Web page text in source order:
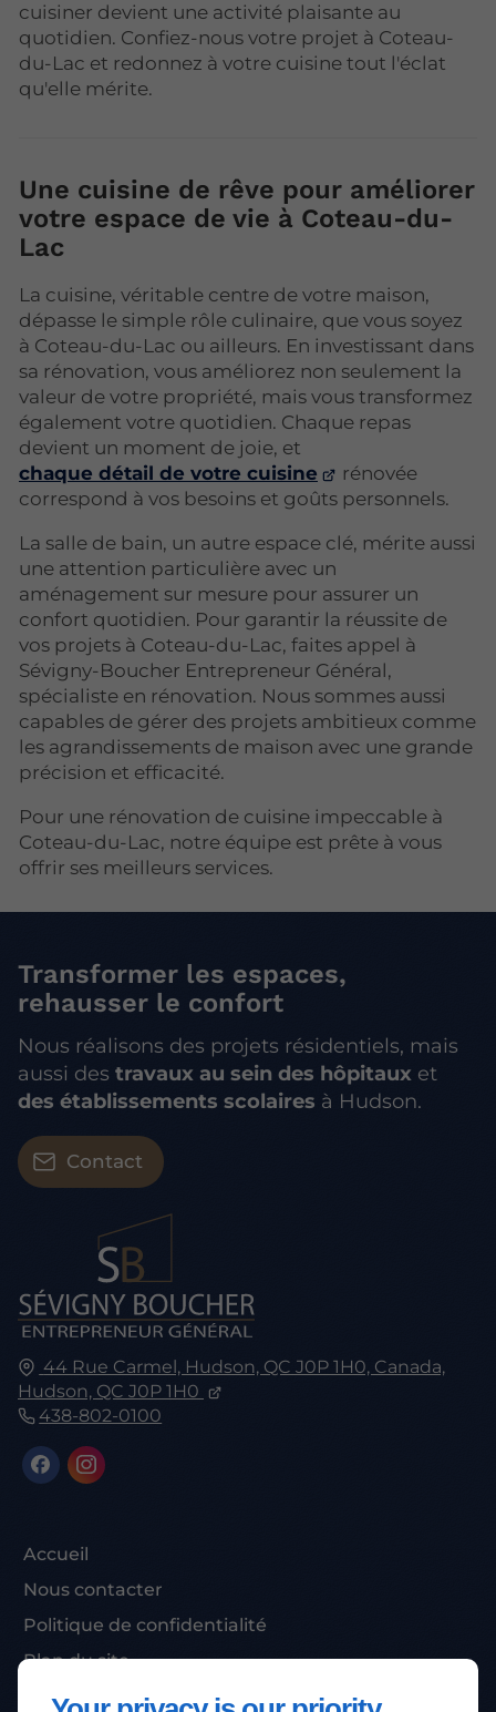
cuisiner devient une activité plaisante au
quotidien. Confiez-nous votre projet à Coteau-
du-Lac et redonnez à votre cuisine tout l'éclat
qu'elle mérite.
Une cuisine de rêve pour améliorer
votre espace de vie à Coteau-du-
Lac
La cuisine, véritable centre de votre maison,
dépasse le simple rôle culinaire, que vous soyez
à Coteau-du-Lac ou ailleurs. En investissant dans
sa rénovation, vous améliorez non seulement la
valeur de votre propriété, mais vous transformez
également votre quotidien. Chaque repas
devient un moment de joie, et
chaque détail de votre cuisine
rénovée
correspond à vos besoins et goûts personnels.
La salle de bain, un autre espace clé, mérite aussi
une attention particulière avec un
aménagement sur mesure pour assurer un
confort quotidien. Pour garantir la réussite de
vos projets à Coteau-du-Lac, faites appel à
Sévigny-Boucher Entrepreneur Général,
spécialiste en rénovation. Nous sommes aussi
capables de gérer des projets ambitieux comme
les agrandissements de maison avec une grande
précision et efficacité.
Pour une rénovation de cuisine impeccable à
Coteau-du-Lac, notre équipe est prête à vous
offrir ses meilleurs services.
44 Rue Carmel, Hudson, QC J0P 1H0, Canada,
Hudson, QC J0P 1H0
438-802-0100
Accueil
Nous contacter
Politique de confidentialité
Plan du site
Transformer les espaces,
rehausser le confort
Nous réalisons des projets résidentiels, mais
aussi des travaux au sein des hôpitaux et
des établissements scolaires à Hudson.
Contact